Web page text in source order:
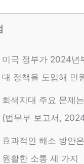
미국 정부가 2024년
대 정책을 도입해
회색지대 주요 문제
(법무부 보고서,
효과적인 해소 방안
원활한 소통 세 가지